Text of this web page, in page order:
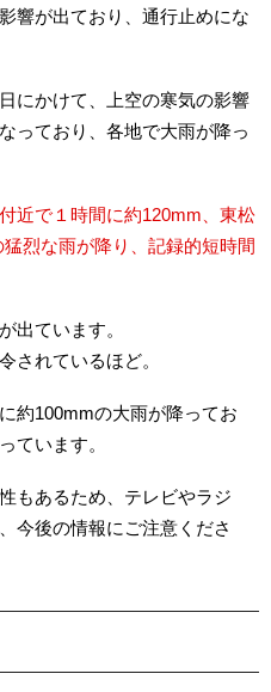
響が出ており、通行止めにな
にかけて、上空の寒気の影響
っており、各地で大雨が降っ
近で１時間に約120mm、東松
烈な雨が降り、記録的短時間
出ています。
されているほど。
約100mmの大雨が降ってお
ています。
もあるため、テレビやラジ
今後の情報にご注意くださ